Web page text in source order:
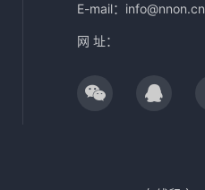
E-mail：info@nnon.cn
网 址：